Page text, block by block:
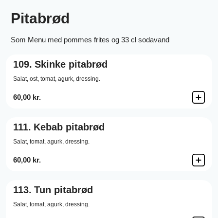
Pitabrød
Som Menu med pommes frites og 33 cl sodavand
109. Skinke pitabrød
Salat, ost, tomat, agurk, dressing.
60,00 kr.
111. Kebab pitabrød
Salat, tomat, agurk, dressing.
60,00 kr.
113. Tun pitabrød
Salat, tomat, agurk, dressing.